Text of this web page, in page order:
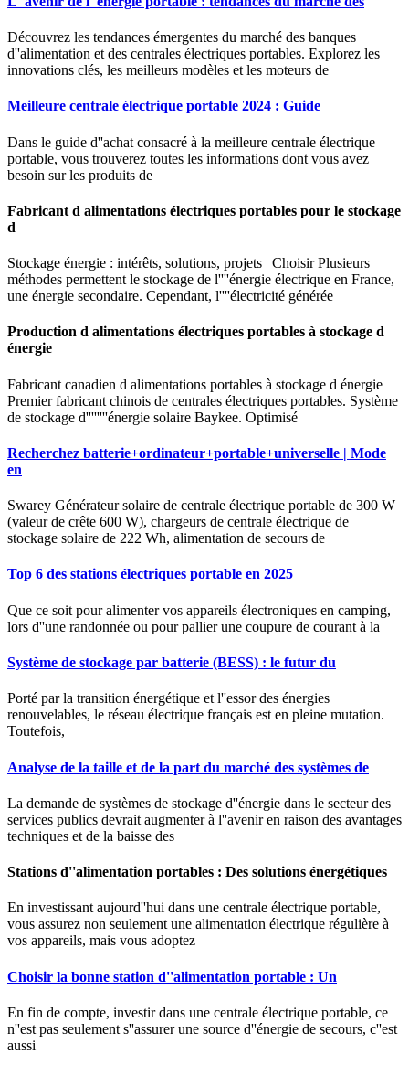
Découvrez les tendances émergentes du marché des banques
d''alimentation et des centrales électriques portables. Explorez les
innovations clés, les meilleurs modèles et les moteurs de
Meilleure centrale électrique portable 2024 : Guide
Dans le guide d''achat consacré à la meilleure centrale électrique
portable, vous trouverez toutes les informations dont vous avez
besoin sur les produits de
Fabricant d alimentations électriques portables pour le stockage
d
Stockage énergie : intérêts, solutions, projets | Choisir Plusieurs
méthodes permettent le stockage de l''''énergie électrique en France,
une énergie secondaire. Cependant, l''''électricité générée
Production d alimentations électriques portables à stockage d
énergie
Fabricant canadien d alimentations portables à stockage d énergie
Premier fabricant chinois de centrales électriques portables. Système
de stockage d''''''''énergie solaire Baykee. Optimisé
Recherchez batterie+ordinateur+portable+universelle | Mode
en
Swarey Générateur solaire de centrale électrique portable de 300 W
(valeur de crête 600 W), chargeurs de centrale électrique de
stockage solaire de 222 Wh, alimentation de secours de
Top 6 des stations électriques portable en 2025
Que ce soit pour alimenter vos appareils électroniques en camping,
lors d''une randonnée ou pour pallier une coupure de courant à la
Système de stockage par batterie (BESS) : le futur du
Porté par la transition énergétique et l''essor des énergies
renouvelables, le réseau électrique français est en pleine mutation.
Toutefois,
Analyse de la taille et de la part du marché des systèmes de
La demande de systèmes de stockage d''énergie dans le secteur des
services publics devrait augmenter à l''avenir en raison des avantages
techniques et de la baisse des
Stations d''alimentation portables : Des solutions énergétiques
En investissant aujourd''hui dans une centrale électrique portable,
vous assurez non seulement une alimentation électrique régulière à
vos appareils, mais vous adoptez
Choisir la bonne station d''alimentation portable : Un
En fin de compte, investir dans une centrale électrique portable, ce
n''est pas seulement s''assurer une source d''énergie de secours, c''est
aussi